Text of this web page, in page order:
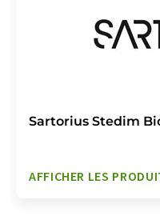
Sartorius Stedim
AFFICHER LES